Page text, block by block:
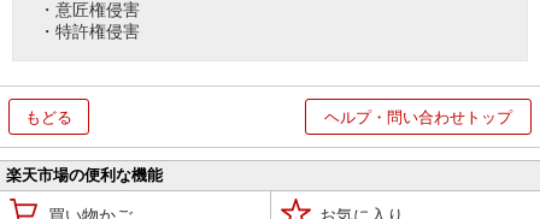
・意匠権侵害
・特許権侵害
もどる ヘルプ・問い合わせトップ
楽天市場の便利な機能
買い物かご お気に入り